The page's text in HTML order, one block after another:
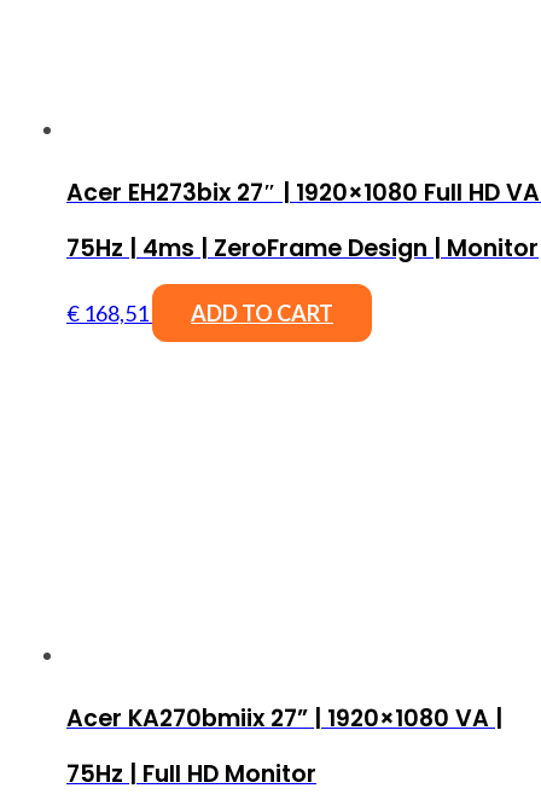
Acer EH273bix 27″ | 1920×1080 Full HD
75Hz | 4ms | ZeroFrame Design | Monitor
€ 168,51 ADD TO CART
Acer KA270bmiix 27” | 1920×1080 VA |
75Hz | Full HD Monitor